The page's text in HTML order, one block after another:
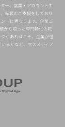
ー、営業・アカウントエ
転職のご支援をしており
トは異なります。企業ご
から培った専門特化の転
があればこそ。企業が選
るかなど、マスメディア